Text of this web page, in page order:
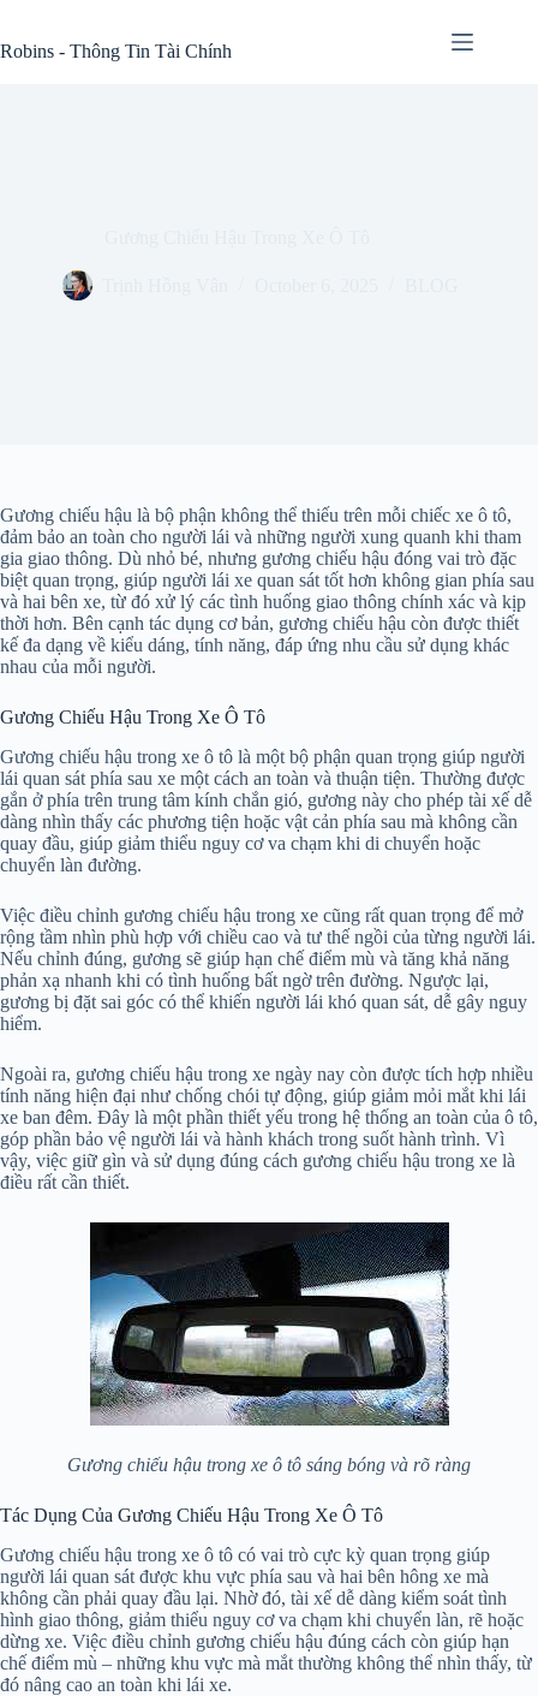
content
Robins - Thông Tin Tài Chính
Gương chiếu hậu là bộ phận không thể thiếu trên mỗi chiếc xe ô tô,
đảm bảo an toàn cho người lái và những người xung quanh khi tham
gia giao thông. Dù nhỏ bé, nhưng gương chiếu hậu đóng vai trò đặc
biệt quan trọng, giúp người lái xe quan sát tốt hơn không gian phía sau
và hai bên xe, từ đó xử lý các tình huống giao thông chính xác và kịp
thời hơn. Bên cạnh tác dụng cơ bản, gương chiếu hậu còn được thiết
kế đa dạng về kiểu dáng, tính năng, đáp ứng nhu cầu sử dụng khác
nhau của mỗi người.
Gương Chiếu Hậu Trong Xe Ô Tô
Gương chiếu hậu trong xe ô tô là một bộ phận quan trọng giúp người
lái quan sát phía sau xe một cách an toàn và thuận tiện. Thường được
gắn ở phía trên trung tâm kính chắn gió, gương này cho phép tài xế dễ
dàng nhìn thấy các phương tiện hoặc vật cản phía sau mà không cần
quay đầu, giúp giảm thiểu nguy cơ va chạm khi di chuyển hoặc
chuyển làn đường.
Việc điều chỉnh gương chiếu hậu trong xe cũng rất quan trọng để mở
rộng tầm nhìn phù hợp với chiều cao và tư thế ngồi của từng người lái.
Nếu chỉnh đúng, gương sẽ giúp hạn chế điểm mù và tăng khả năng
phản xạ nhanh khi có tình huống bất ngờ trên đường. Ngược lại,
gương bị đặt sai góc có thể khiến người lái khó quan sát, dễ gây nguy
hiểm.
Ngoài ra, gương chiếu hậu trong xe ngày nay còn được tích hợp nhiều
tính năng hiện đại như chống chói tự động, giúp giảm mỏi mắt khi lái
xe ban đêm. Đây là một phần thiết yếu trong hệ thống an toàn của ô tô,
góp phần bảo vệ người lái và hành khách trong suốt hành trình. Vì
vậy, việc giữ gìn và sử dụng đúng cách gương chiếu hậu trong xe là
điều rất cần thiết.
Gương chiếu hậu trong xe ô tô sáng bóng và rõ ràng
Tác Dụng Của Gương Chiếu Hậu Trong Xe Ô Tô
Gương chiếu hậu trong xe ô tô có vai trò cực kỳ quan trọng giúp
người lái quan sát được khu vực phía sau và hai bên hông xe mà
không cần phải quay đầu lại. Nhờ đó, tài xế dễ dàng kiểm soát tình
hình giao thông, giảm thiểu nguy cơ va chạm khi chuyển làn, rẽ hoặc
dừng xe. Việc điều chỉnh gương chiếu hậu đúng cách còn giúp hạn
chế điểm mù – những khu vực mà mắt thường không thể nhìn thấy, từ
đó nâng cao an toàn khi lái xe.